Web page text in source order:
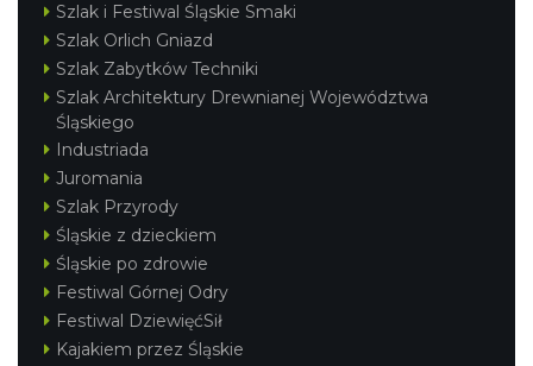
Szlak i Festiwal Śląskie Smaki
Szlak Orlich Gniazd
Szlak Zabytków Techniki
Szlak Architektury Drewnianej Województwa
Śląskiego
Industriada
Juromania
Szlak Przyrody
Śląskie z dzieckiem
Śląskie po zdrowie
Festiwal Górnej Odry
Festiwal DziewięćSił
Kajakiem przez Śląskie